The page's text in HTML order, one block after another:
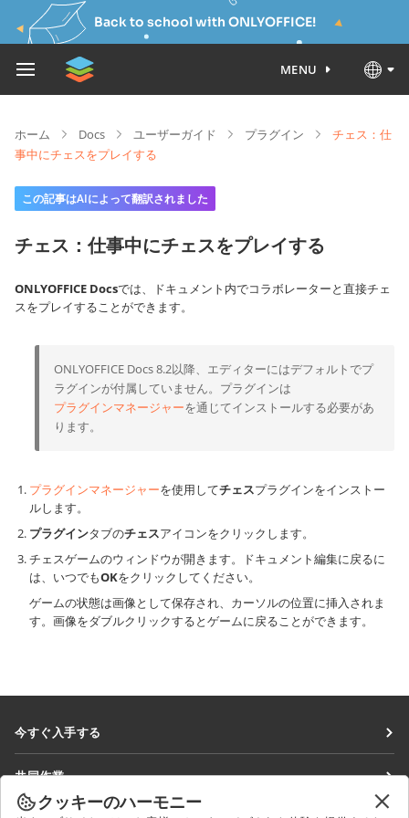
Back to school with ONLYOFFICE!
MENU
ホーム Docs ユーザーガイド プラグイン
チェス：仕
事中にチェスをプレイする
この記事はAIによって翻訳されました
チェス：仕事中にチェスをプレイする
ONLYOFFICE Docsでは、ドキュメント内でコラボレーターと直接チェ
スをプレイすることができます。
ONLYOFFICE Docs 8.2以降、エディターにはデフォルトでプ
ラグインが付属していません。プラグインは
プラグインマネージャーを通じてインストールする必要があ
ります。
プラグインマネージャーを使用してチェスプラグインをインストー
ルします。
プラグインタブのチェスアイコンをクリックします。
チェスゲームのウィンドウが開きます。ドキュメント編集に戻るに
は、いつでもOKをクリックしてください。
ゲームの状態は画像として保存され、カーソルの位置に挿入されま
す。画像をダブルクリックするとゲームに戻ることができます。
今すぐ入手する
DocSpace
共同作業
貢献者向け
クッキーのハーモニー